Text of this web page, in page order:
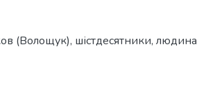
(Волощук), шістдесятники, людина